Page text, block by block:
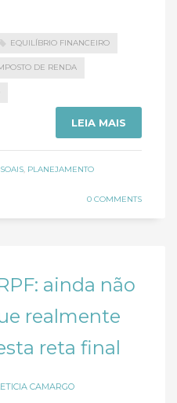
EQUILÍBRIO FINANCEIRO
DE RENDA
LEIA MAIS
, PLANEJAMENTO
0 COMMENTS
ainda não
realmente
reta final
CAMARGO